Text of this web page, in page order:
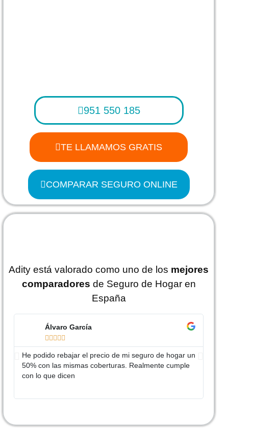
951 550 185
TE LLAMAMOS GRATIS
COMPARAR SEGURO ONLINE
Adity está valorado como uno de los mejores
comparadores de Seguro de Hogar en
España
Álvaro García

He podido rebajar el precio de mi seguro de hogar un
50% con las mismas coberturas. Realmente cumple
con lo que dicen